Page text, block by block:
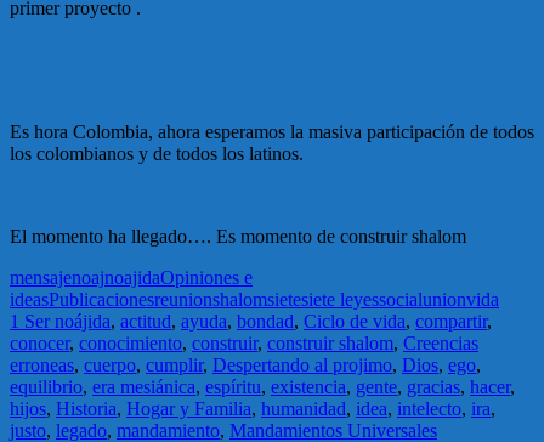
primer proyecto .
Es hora Colombia, ahora esperamos la masiva participación de todos
los colombianos y de todos los latinos.
El momento ha llegado…. Es momento de construir shalom
mensajenoajnoajidaOpiniones e
ideasPublicacionesreunionshalomsietesiete leyessocialunionvida
1 Ser noájida, actitud, ayuda, bondad, Ciclo de vida, compartir,
conocer, conocimiento, construir, construir shalom, Creencias
erroneas, cuerpo, cumplir, Despertando al projimo, Dios, ego,
equilibrio, era mesiánica, espíritu, existencia, gente, gracias, hacer,
hijos, Historia, Hogar y Familia, humanidad, idea, intelecto, ira,
justo, legado, mandamiento, Mandamientos Universales